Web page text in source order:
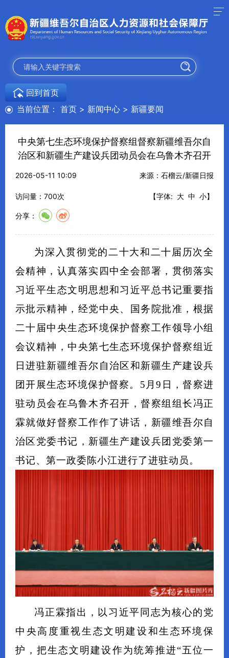
当前位置： 首页 > 新闻中心 > 新疆要闻
回到首页
中央第七生态环境保护督察组督察新疆维吾尔自
治区和新疆生产建设兵团动员会在乌鲁木齐召开
2026-05-11 10:09 来源：石榴云/新疆日报
访问量： 700次 【字体: 大 中 小】
分享：
为深入贯彻党的二十大和二十届历次全
会精神，认真落实四中全会部署，贯彻落实
习近平生态文明思想和习近平总书记重要指
示批示精神，经党中央、国务院批准，根据
二十届中央生态环境保护督察工作领导小组
会议精神，中央第七生态环境保护督察组近
日进驻新疆维吾尔自治区和新疆生产建设兵
团开展生态环境保护督察。5月9日，督察进
驻动员会在乌鲁木齐召开，督察组组长冯正
霖就做好督察工作作了讲话，新疆维吾尔自
治区党委书记，新疆生产建设兵团党委第一
书记、第一政委陈小江进行了进驻动员。
冯正霖指出，以习近平同志为核心的党
中央高度重视生态文明建设和生态环境保
护，把生态文明建设作为统筹推进“五位一